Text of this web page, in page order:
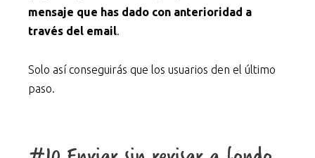
mensaje que has dado con anterioridad a
través del email
Solo así conseguirás que los usuarios den el último
paso.